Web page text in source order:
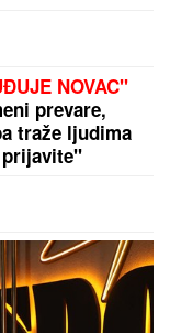
NOVAC"
prevare,
traže ljudima
prijavite"